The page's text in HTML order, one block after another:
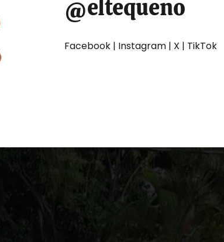
@eltequeno
Facebook | Instagram | X | TikTok